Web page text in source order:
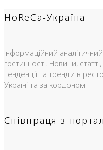
HoReCa-Україна
Інформаційний
гостинності. Новини,
тенденції та тренди в
Україні та за кордоном
Співпраця з